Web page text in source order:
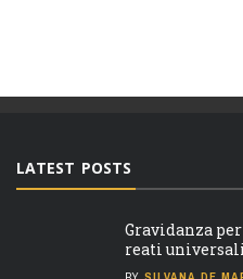
LATEST POSTS
Gravidanza
reati